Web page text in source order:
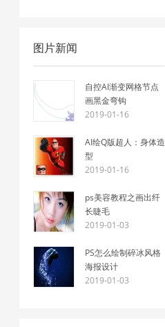
图片新闻
自控AI渐变网格节点
画黑金弯钩
2019-01-16
AI绘Q版超人：身体造
型
2019-01-16
ps美容教程之画出纤
长睫毛
2019-01-03
PS怎么绘制碎冰风格
海报设计
2019-01-03